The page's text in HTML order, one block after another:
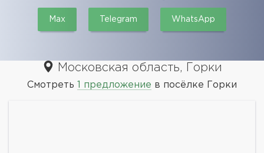
Max Telegram WhatsApp
Московская область, Горки
Смотреть 1 предложение в посёлке Горки